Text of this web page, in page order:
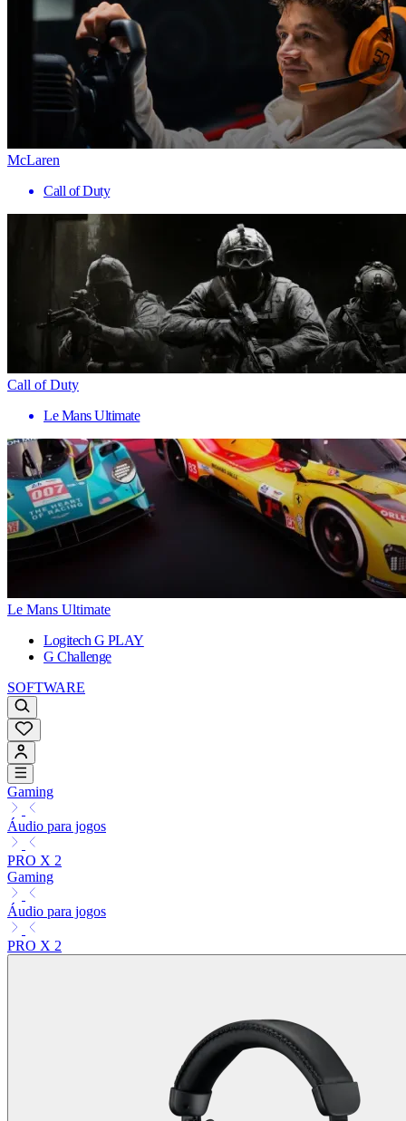
McLaren
Call of Duty
Call of Duty
Le Mans Ultimate
Le Mans Ultimate
Logitech G PLAY
G Challenge
SOFTWARE
Gaming
Áudio para jogos
PRO X 2
Gaming
Áudio para jogos
PRO X 2